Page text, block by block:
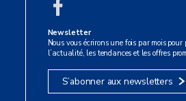
Newsletter
Nous vous écrirons une fois par mois pour
l’actualité, les tendances et les offres
S’abonner aux newsletters